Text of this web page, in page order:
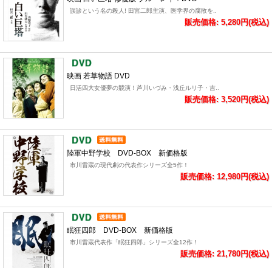
誤診という名の殺人! 田宮二郎主演、医学界の腐敗を..
販売価格: 5,280円(税込)
映画 若草物語 DVD
日活四大女優夢の競演！芦川いづみ・浅丘ルリ子・吉..
販売価格: 3,520円(税込)
陸軍中野学校 DVD-BOX 新価格版
市川雷蔵の現代劇の代表作シリーズ全5作！
販売価格: 12,980円(税込)
眠狂四郎 DVD-BOX 新価格版
市川雷蔵代表作「眠狂四郎」シリーズ全12作！
販売価格: 21,780円(税込)